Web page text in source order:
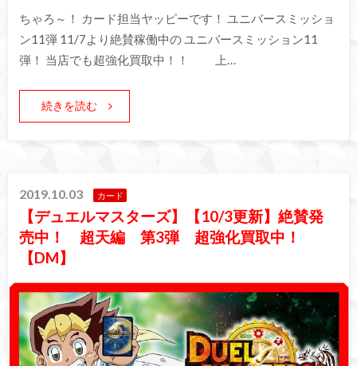
ちゃろ～！ カード担当ヤッピーです！ ユニバースミッショ
ン11弾 11/7より絶賛稼働中の ユニバースミッション11
弾！ 当店でも超強化買取中！！ 上…
続きを読む
2019.10.03 カード
【デュエルマスターズ】【10/3更新】絶賛発
売中！ 超天編 第3弾 超強化買取中！
【DM】